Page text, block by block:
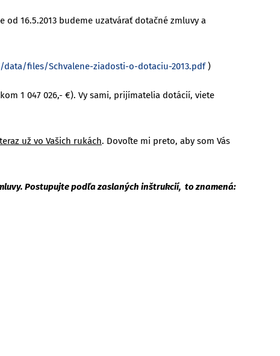
16.5.2013 budeme uzatvárať dotačné zmluvy a
files/Schvalene-ziadosti-o-dotaciu-2013.pdf)
1 047 026,- €). Vy sami, prijímatelia dotácií, viete
už vo Vašich rukách. Dovoľte mi preto, aby som Vás
Postupujte podľa zaslaných inštrukcií, to znamená: